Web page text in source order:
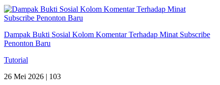
Dampak Bukti Sosial Kolom Komentar Terhadap Minat Subscribe
Penonton Baru
Tutorial
26 Mei 2026 | 103